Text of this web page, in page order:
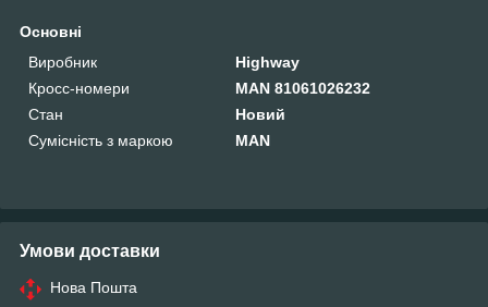
Основні
Виробник
Highway
Кросс-номери
MAN 81061026232
Стан
Новий
Сумісність з маркою
MAN
Умови доставки
Нова Пошта